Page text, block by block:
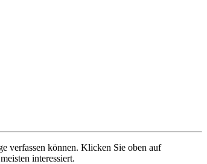
verfassen können. Klicken Sie oben auf
interessiert.